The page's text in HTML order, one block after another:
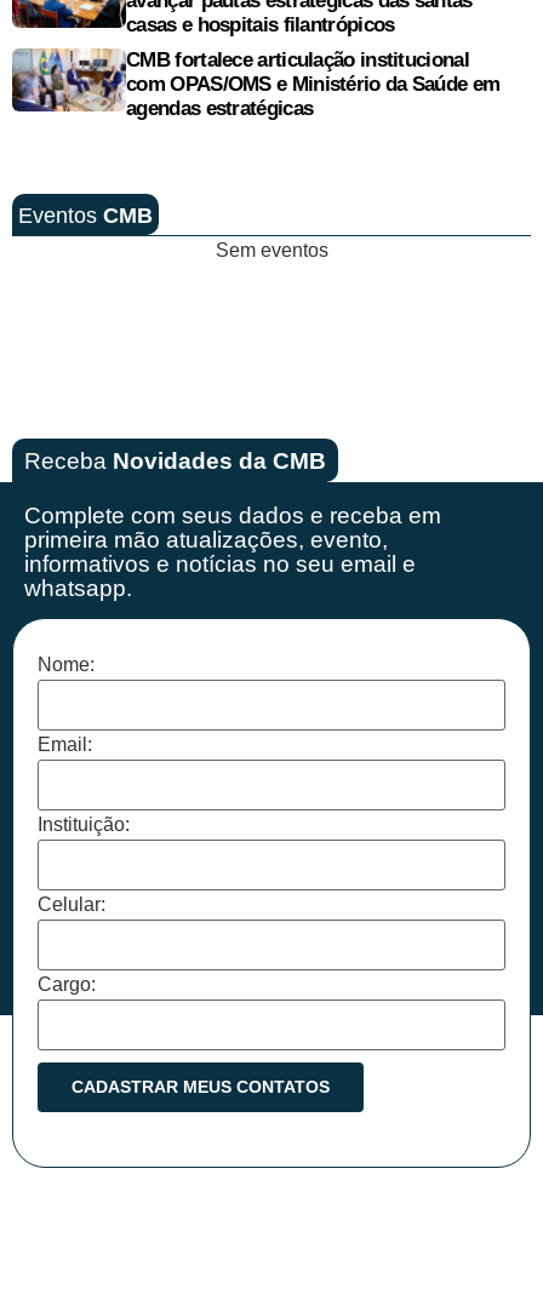
casas e hospitais filantrópicos
CMB fortalece articulação institucional
com OPAS/OMS e Ministério da Saúde em
agendas estratégicas
Eventos CMB
Sem eventos
Receba Novidades da CMB
Complete com seus dados e receba em
primeira mão atualizações, evento,
informativos e notícias no seu email e
whatsapp.
Nome:
Email:
Instituição:
Celular:
Cargo: